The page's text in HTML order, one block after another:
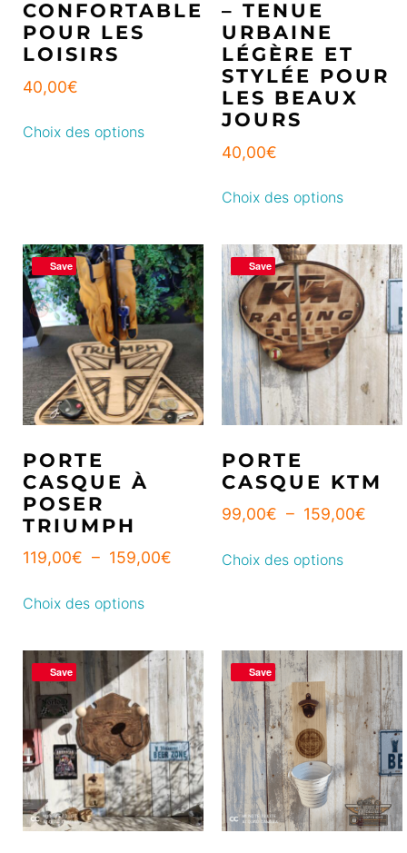
CONFORTABLE
POUR LES
LOISIRS
40,00€
Choix des options
– TENUE
URBAINE
LÉGÈRE ET
STYLÉE POUR
LES BEAUX
JOURS
40,00€
Choix des options
Save
PORTE
CASQUE À
POSER
TRIUMPH
119,00€ – 159,00€
Choix des options
Save
PORTE
CASQUE KTM
99,00€ – 159,00€
Choix des options
Save Save